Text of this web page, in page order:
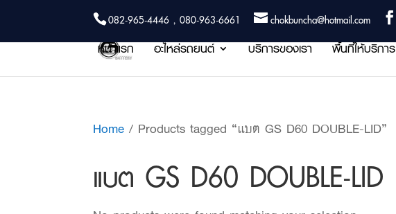
082-965-4446 , 080-963-6661
chokbuncha@hotmail.com
หน้าแรก อะไหล่รถยนต์ บริการของเรา พื้นที่ให้บริการ
Home / Products tagged “แบต GS D60 DOUBLE-LID”
แบต GS D60 DOUBLE-LID